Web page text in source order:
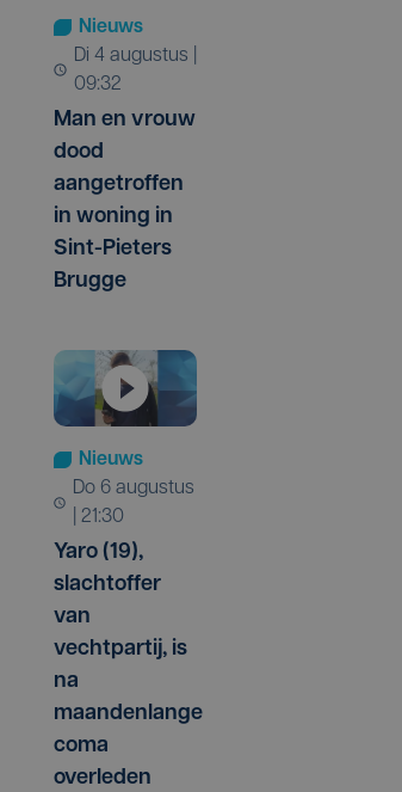
Nieuws
di 4 augustus |
09:32
Man en vrouw
dood
aangetroffen
in woning in
Sint-Pieters
Brugge
Nieuws
do 6 augustus
| 21:30
Yaro (19),
slachtoffer
van
vechtpartij, is
na
maandenlange
coma
overleden